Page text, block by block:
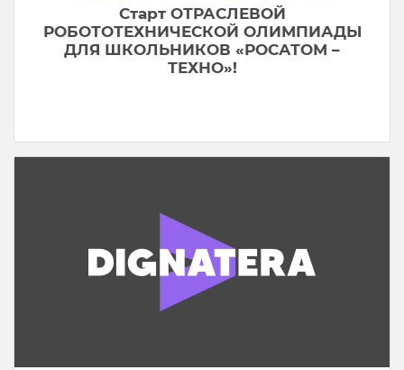
Старт ОТРАСЛЕВОЙ
РОБОТОТЕХНИЧЕСКОЙ ОЛИМПИАДЫ
ДЛЯ ШКОЛЬНИКОВ «РОСАТОМ –
ТЕХНО»!